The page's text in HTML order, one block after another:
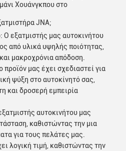
Χουάνγκπου στο
JNA;
Ο εξατμιστής μας αυτοκινήτου
από υλικά υψηλής ποιότητας,
μακροχρόνια απόδοση.
μας έχει σχεδιαστεί για
ψύξη στο αυτοκίνητό σας,
και δροσερή εμπειρία
αυτοκινήτου μας
καθιστώντας την μια
για τους πελάτες μας.
λογική τιμή, καθιστώντας την